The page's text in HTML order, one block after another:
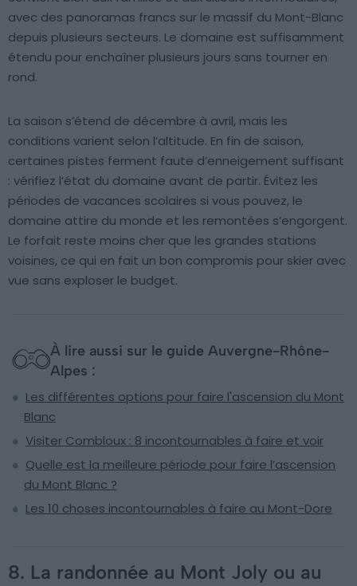
avec des panoramas francs sur le massif du Mont-Blanc
depuis plusieurs secteurs. Le domaine est suffisamment
étendu pour enchaîner plusieurs jours sans tourner en
rond.
La saison s’étend de décembre à avril, mais les
conditions varient selon l’altitude. En fin de saison,
certaines pistes ferment faute d’enneigement suffisant
: vérifiez l’état du domaine avant de partir. Évitez les
périodes de vacances scolaires si vous pouvez, le
domaine attire du monde et les remontées s’engorgent.
Le forfait reste moins cher que les grandes stations
voisines, ce qui en fait un bon compromis pour skier avec
vue sans exploser le budget.
À lire aussi sur le guide Auvergne-Rhône-
Alpes :
Les différentes options pour faire l'ascension du Mont
Blanc
Visiter Combloux : 8 incontournables à faire et voir
Quelle est la meilleure période pour faire l’ascension
du Mont Blanc ?
Les 10 choses incontournables à faire au Mont-Dore
8. La randonnée au Mont Joly ou au